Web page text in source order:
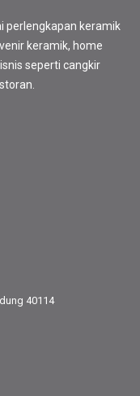
perlengkapan keramik
keramik, home
seperti cangkir
40114